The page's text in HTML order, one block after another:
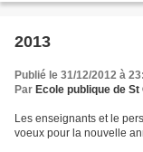
2013
Publié le 31/12/2012 à
Par Ecole publique de
Les enseignants et le
voeux pour la nouvelle